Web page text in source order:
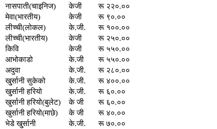
नासपाती(चाइनिज)
केजी
रू २२०.००
मेवा(भारतीय)
केजी
रू ९०.००
लीच्ची(लोकल)
के.जी.
रू १००.००
लीच्ची(भारतीय)
केजी
रू २५०.००
किवि
केजी
रू ५५०.००
आभोकाडो
के.जी
रू ५५०.००
अदुवा
के.जी.
रू २८०.००
खु्र्सानी सुकेको
के.जी.
रू ४००.००
खु्र्सानी हरियो
के.जी.
रू ६०.००
खुर्सानी हरियो(बुलेट)
के जी
रू ६०.००
खुर्सानी हरियो(माछे)
के जी
रू ४०.००
भेडे खु्र्सानी
के.जी.
रू ७०.००